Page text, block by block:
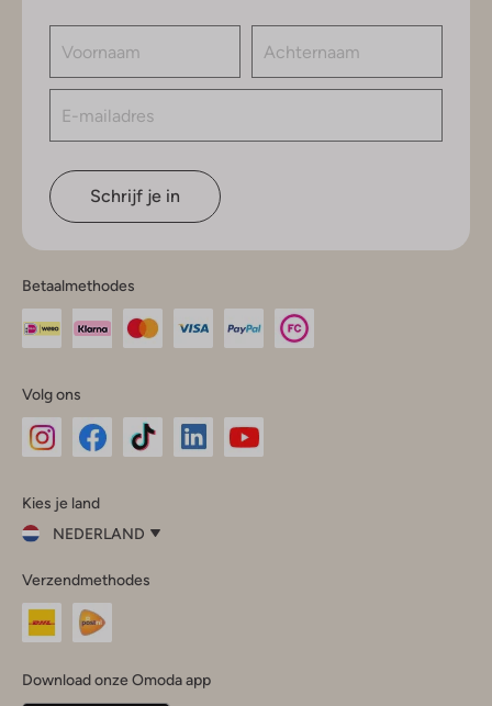
Schrijf je in
Betaalmethodes
Volg ons
InstagramFacebook
Kies je land
NEDERLAND
je
land
Nederland
Belgique(Français)
Verzendmethodes
Download onze Omoda app